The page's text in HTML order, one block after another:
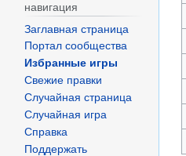
навигация
Заглавная страница
Портал сообщества
Избранные игры
Свежие правки
Случайная страница
Случайная игра
Справка
Поддержать